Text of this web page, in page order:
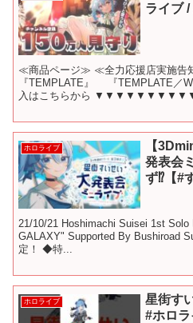
ライブ /
≪商品ページ≫ ≪全力応援店実施告
『TEMPLATE』 『TEMPLATE／
入はこちらから
ホロライブ
【
発表会
ず⁉【#
21/10/21 Hoshimachi Suisei 1st
GALAXY" Supported By Bushiroad
定！ ◆特...
ホロライブ
星街す
#ホロ